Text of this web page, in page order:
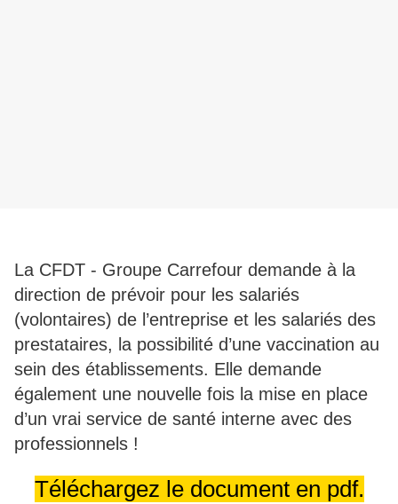
La CFDT ‐ Groupe Carrefour demande à la
direction de prévoir pour les salariés
(volontaires) de l’entreprise et les salariés des
prestataires, la possibilité d’une vaccination au
sein des établissements. Elle demande
également une nouvelle fois la mise en place
d’un vrai service de santé interne avec des
professionnels !
Téléchargez le document en pdf.